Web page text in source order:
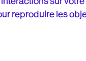
reproduire les